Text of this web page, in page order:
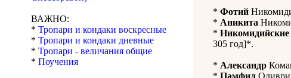
ВАЖНО:
* Тропари и кондаки воскресные
* Тропари и кондаки дневные
* Тропари - величания общие
* Поучения
* Фотий
* Аникита
* Никомидийские
305 год]*.
* Александр